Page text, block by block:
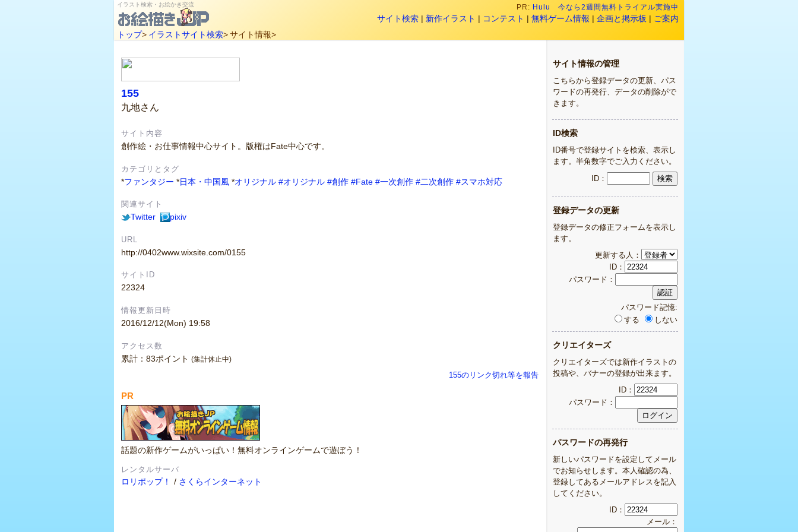
イラスト検索・お絵かき交流 PR: Hulu 今なら2週間無料トライアル実施中
サイト検索 | 新作イラスト | コンテスト | 無料ゲーム情報 | 企画と掲示板 | ご案内
トップ> イラストサイト検索>サイト情報>
155
九地さん
サイト内容
創作絵・お仕事情報中心サイト。版権はFate中心です。
カテゴリとタグ
*ファンタジー *日本・中国風 *オリジナル #オリジナル #創作 #Fate #一次創作 #二次創作 #スマホ対応
関連サイト
Twitter pixiv
URL
http://0402www.wixsite.com/0155
サイトID
22324
情報更新日時
2016/12/12(Mon) 19:58
アクセス数
累計：83ポイント (集計休止中)
155のリンク切れ等を報告
PR
話題の新作ゲームがいっぱい！無料オンラインゲームで遊ぼう！
レンタルサーバ
ロリポップ！ / さくらインターネット
サイト情報の管理
こちらから登録データの更新、パス
ワードの再発行、データの削除がで
きます。
ID検索
ID番号で登録サイトを検索、表示し
ます。半角数字でご入力ください。
ID：
登録データの更新
登録データの修正フォームを表示し
ます。
更新する人：
ID：
パスワード：
パスワード記憶:
する
しない
クリエイターズ
クリエイターズでは新作イラストの
投稿や、バナーの登録が出来ます。
ID：
パスワード：
パスワードの再発行
新しいパスワードを設定してメール
でお知らせします。本人確認の為、
登録してあるメールアドレスを記入
してください。
ID：
メール：